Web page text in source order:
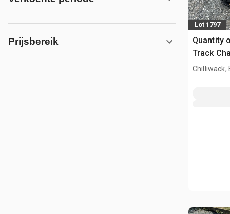
Prijsbereik
Lot 1797
Quantity
Track
Chilliwack,